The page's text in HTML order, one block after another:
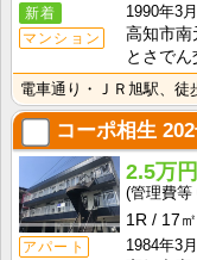
新着
マンション
1990年3月
高知市南
とさで
コーポ相生
アパート
2.5万円
1R
17㎡
1984年3月